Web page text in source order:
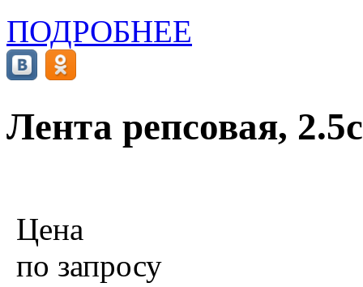
ПОДРОБНЕЕ
Лента репсовая,
Цена
по запросу